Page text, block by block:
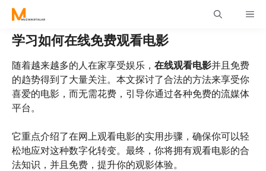
Skip
content
学习如何在线免费观看电影
随着越来越多的人在家享受娱乐， 在线观看电影并且免费
的趋势得到了大量关注。本文探讨了合法的方法来享受你
喜爱的电影，而无需花费，引导你通过各种免费的流媒体
平台。
它重点介绍了在网上观看电影的实用步骤，确保你可以轻
松地应对这种数字化转变。最终，你将拥有观看电影的合
法知识，并且免费，提升你的观影体验。